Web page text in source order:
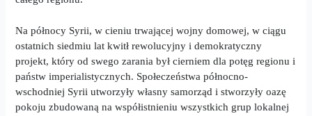
Na północy Syrii, w cieniu trwającej wojny domowej, w ciągu
ostatnich siedmiu lat kwitł rewolucyjny i demokratyczny
projekt, który od swego zarania był cierniem dla potęg regionu i
państw imperialistycznych. Społeczeństwa północno-
wschodniej Syrii utworzyły własny samorząd i stworzyły oazę
pokoju zbudowaną na współistnieniu wszystkich grup lokalnej